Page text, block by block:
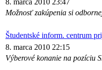
8. marca 2010 23:47
Možnosť zakúpenia si
Študentské inform. centrum
8. marca 2010 22:15
Výberové konanie na